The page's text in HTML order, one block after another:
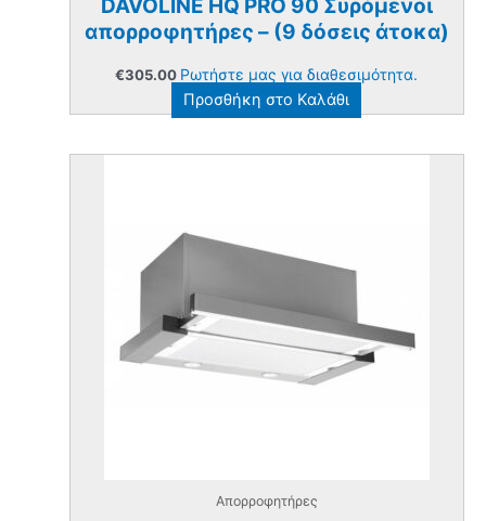
DAVOLINE HQ PRO 90 Συρόμενοι
απορροφητήρες – (9 δόσεις άτοκα)
€305.00 Ρωτήστε μας για διαθεσιμότητα.
Προσθήκη στο Καλάθι
Απορροφητήρες